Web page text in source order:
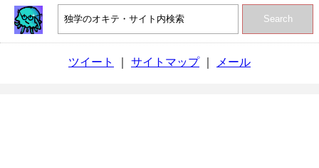
Search
ツイート サイトマップ｜ メール